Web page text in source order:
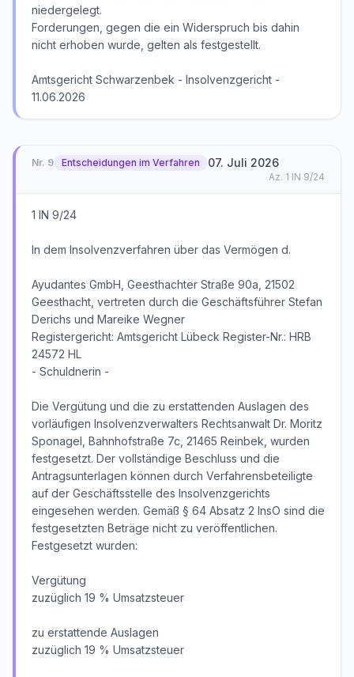
niedergelegt.
Forderungen, gegen die ein Widerspruch bis dahin
nicht erhoben wurde, gelten als festgestellt.
Amtsgericht Schwarzenbek - Insolvenzgericht -
11.06.2026
Nr. 9 Entscheidungen im Verfahren 07. Juli 2026
Az. 1 IN 9/24
1 IN 9/24
In dem Insolvenzverfahren über das Vermögen d.
Ayudantes GmbH, Geesthachter Straße 90a, 21502
Geesthacht, vertreten durch die Geschäftsführer Stefan
Derichs und Mareike Wegner
Registergericht: Amtsgericht Lübeck Register-Nr.: HRB
24572 HL
- Schuldnerin -
Die Vergütung und die zu erstattenden Auslagen des
vorläufigen Insolvenzverwalters Rechtsanwalt Dr. Moritz
Sponagel, Bahnhofstraße 7c, 21465 Reinbek, wurden
festgesetzt. Der vollständige Beschluss und die
Antragsunterlagen können durch Verfahrensbeteiligte
auf der Geschäftsstelle des Insolvenzgerichts
eingesehen werden. Gemäß § 64 Absatz 2 InsO sind die
festgesetzten Beträge nicht zu veröffentlichen.
Festgesetzt wurden:
Vergütung
zuzüglich 19 % Umsatzsteuer
zu erstattende Auslagen
zuzüglich 19 % Umsatzsteuer